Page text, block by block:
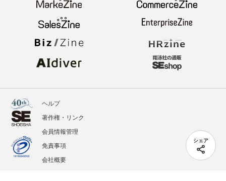
シェア
ヘルプ
著作権・リンク
会員情報管理
免責事項
会社概要